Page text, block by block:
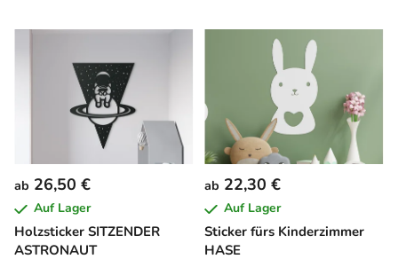
Holzsticker SITZENDER
ASTRONAUT
ab 26,50 €
Auf Lager
Sticker fürs Kinderzimmer
HASE
ab 22,30 €
Auf Lager